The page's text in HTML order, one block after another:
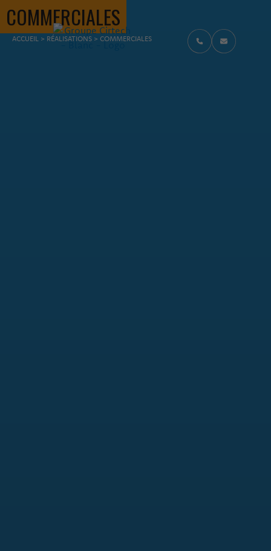
COMMERCIALES
FIL D'ARIANE
ACCUEIL > RÉALISATIONS > COMMERCIALES